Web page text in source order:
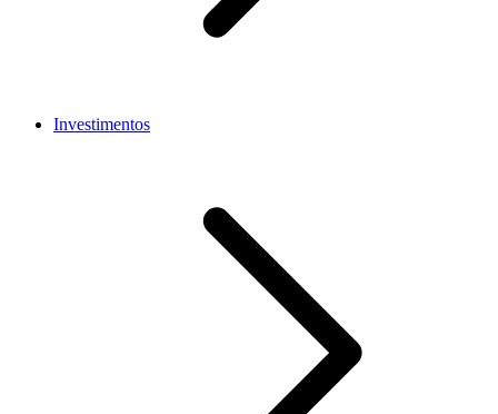
Investimentos